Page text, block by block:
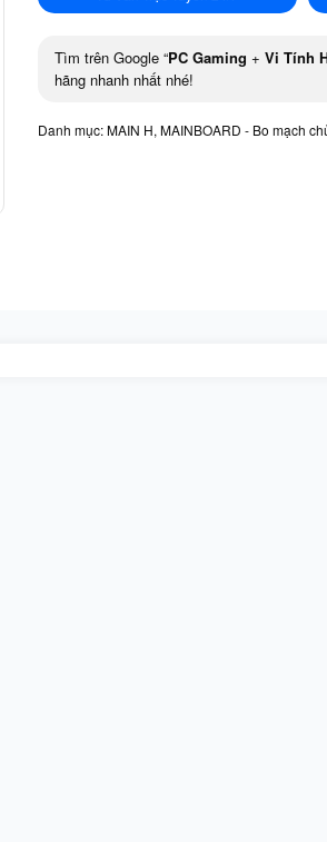
Tìm trên Google “PC Gaming + Vi Tính
hãng nhanh nhất nhé!
Danh mục:MAIN H, MAINBOARD - Bo mạch